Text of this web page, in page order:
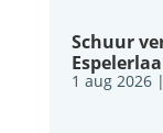
Schuur
1 aug 2026|